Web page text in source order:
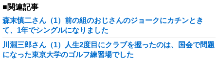
■関連記事
森末慎二さん（1）前の組のおじさんのジョークにカチンとき
て、1年でシングルになりました
川淵三郎さん（1）人生2度目にクラブを握ったのは、国会で問題
になった東京大学のゴルフ練習場でした